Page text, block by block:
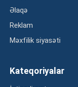
Əlaqə
Reklam
Məxfilik siyasəti
Kateqoriyalar